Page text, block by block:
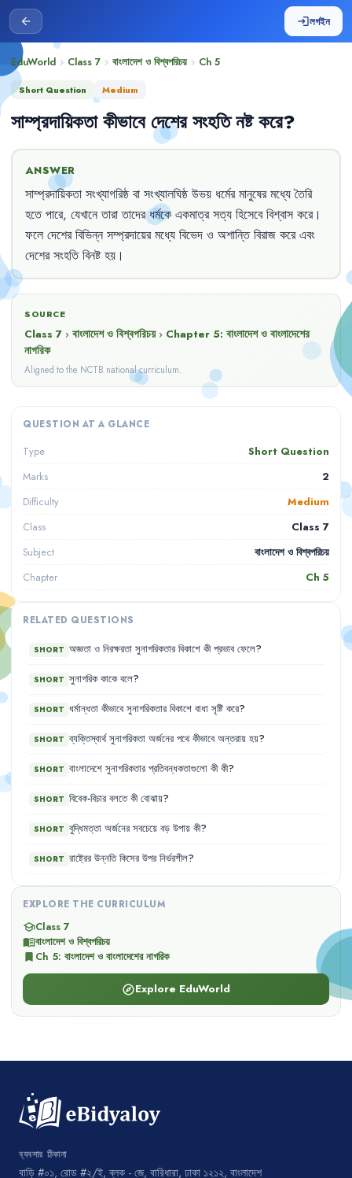
arrow_back loginলগইন
EduWorld chevron_right Class 7 chevron_right বাংলাদেশ ও বিশ্বপরিচয় chevron_right Ch 5
Short Question Medium
সাম্প্রদায়িকতা কীভাবে দেশের সংহতি নষ্ট করে?
ANSWER
সাম্প্রদায়িকতা সংখ্যাগরিষ্ঠ বা সংখ্যালঘিষ্ঠ উভয় ধর্মের মানুষের মধ্যে তৈরি
হতে পারে, যেখানে তারা তাদের ধর্মকে একমাত্র সত্য হিসেবে বিশ্বাস করে।
ফলে দেশের বিভিন্ন সম্প্রদায়ের মধ্যে বিভেদ ও অশান্তি বিরাজ করে এবং
দেশের সংহতি বিনষ্ট হয়।
SOURCE
Class 7 › বাংলাদেশ ও বিশ্বপরিচয় › Chapter 5: বাংলাদেশ ও বাংলাদেশের
নাগরিক
Aligned to the NCTB national curriculum.
QUESTION AT A GLANCE
Type Short Question
Marks 2
Difficulty Medium
Class Class 7
Subject বাংলাদেশ ও বিশ্বপরিচয়
Chapter Ch 5
RELATED QUESTIONS
SHORT অজ্ঞতা ও নিরক্ষরতা সুনাগরিকতার বিকাশে কী প্রভাব ফেলে?
SHORT সুনাগরিক কাকে বলে?
SHORT ধর্মান্ধতা কীভাবে সুনাগরিকতার বিকাশে বাধা সৃষ্টি করে?
SHORT ব্যক্তিস্বার্থ সুনাগরিকতা অর্জনের পথে কীভাবে অন্তরায় হয়?
SHORT বাংলাদেশে সুনাগরিকতার প্রতিবন্ধকতাগুলো কী কী?
SHORT বিবেক-বিচার বলতে কী বোঝায়?
SHORT বুদ্ধিমত্তা অর্জনের সবচেয়ে বড় উপায় কী?
SHORT রাষ্ট্রের উন্নতি কিসের উপর নির্ভরশীল?
EXPLORE THE CURRICULUM
schoolClass 7
menu_bookবাংলাদেশ ও বিশ্বপরিচয়
bookmark Ch 5: বাংলাদেশ ও বাংলাদেশের নাগরিক
exploreExplore EduWorld
ব্যবসার ঠিকানা
বাড়ি #০১, রোড #২/ই, ব্লক - জে, বারিধারা, ঢাকা ১২১২, বাংলাদেশ